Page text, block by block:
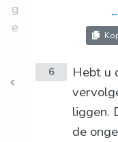
g
e
6
Hebt u
liggen.
de